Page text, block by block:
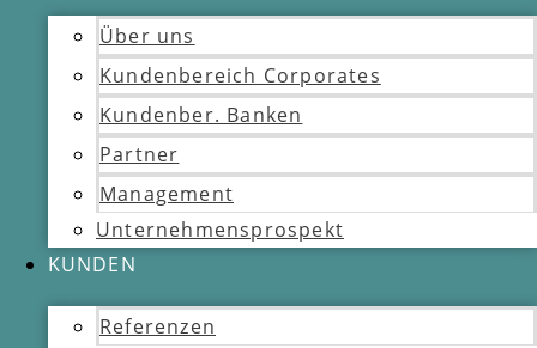
Über uns
Kundenbereich Corporates
Kundenber. Banken
Partner
Management
Unternehmensprospekt
KUNDEN
Referenzen